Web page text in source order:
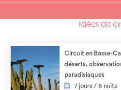
Idées de
Circuit en Basse-
déserts,
paradisiaques
7 jours / 6 nuits